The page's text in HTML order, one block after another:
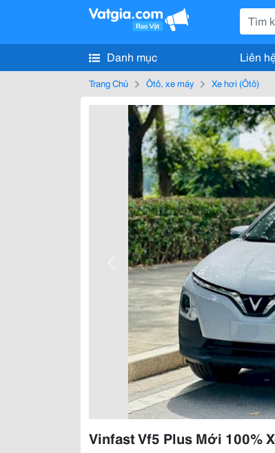
Danh mục Liên
Trang Chủ Ôtô, xe máy Xe hơi (Ôtô)
Vinfast Vf5 Plus Mới 100%